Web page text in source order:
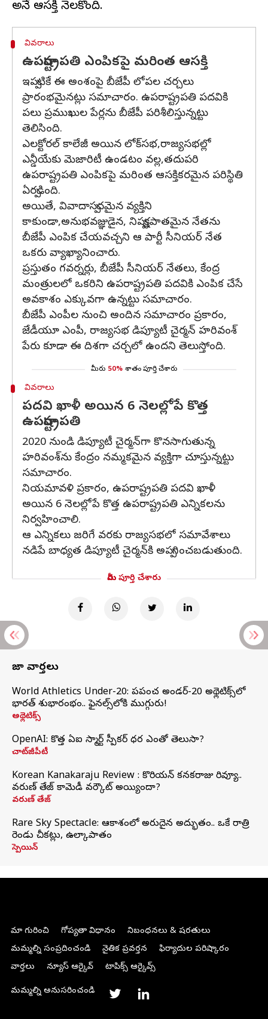
వివరాలు
ఉపరాష్ట్రపతి ఎంపికపై మరింత ఆసక్తి
ఇప్పటికే ఈ అంశంపై బీజేపీ లోపల చర్చలు
ప్రారంభమైనట్లు సమాచారం. ఉపరాష్ట్రపతి పదవికి
పలు ప్రముఖుల పేర్లను బీజేపీ పరిశీలిస్తున్నట్టు
తెలిసింది.
ఎలక్టోరల్ కాలేజీ అయిన లోక్‌సభ,రాజ్యసభల్లో
ఎన్డీయేకు మెజారిటీ ఉండటం వల్ల,తదుపరి
ఉపరాష్ట్రపతి ఎంపికపై మరింత ఆసక్తికరమైన పరిస్థితి
ఏర్పడింది.
అయితే, వివాదాస్పదమైన వ్యక్తిని
కాకుండా,అనుభవజ్ఞుడైన, నిష్పక్షపాతమైన నేతను
బీజేపీ ఎంపిక చేయవచ్చని ఆ పార్టీ సీనియర్ నేత
ఒకరు వ్యాఖ్యానించారు.
ప్రస్తుతం గవర్నర్లు, బీజేపీ సీనియర్ నేతలు, కేంద్ర
మంత్రులలో ఒకరిని ఉపరాష్ట్రపతి పదవికి ఎంపిక చేసే
అవకాశం ఎక్కువగా ఉన్నట్టు సమాచారం.
బీజేపీ ఎంపీల నుంచి అందిన సమాచారం ప్రకారం,
జేడీయూ ఎంపీ, రాజ్యసభ డిప్యూటీ చైర్మన్ హరివంశ్
పేరు కూడా ఈ దిశగా చర్చలో ఉందని తెలుస్తోంది.
మీరు 50% శాతం పూర్తి చేశారు
వివరాలు
పదవి ఖాళీ అయిన 6 నెలల్లోపే కొత్త
ఉపరాష్ట్రపతి
2020 నుండి డిప్యూటీ చైర్మన్‌గా కొనసాగుతున్న
హరివంశ్‌ను కేంద్రం నమ్మకమైన వ్యక్తిగా చూస్తున్నట్టు
సమాచారం.
నియమావళి ప్రకారం, ఉపరాష్ట్రపతి పదవి ఖాళీ
అయిన 6 నెలల్లోపే కొత్త ఉపరాష్ట్రపతి ఎన్నికలను
నిర్వహించాలి.
ఆ ఎన్నికలు జరిగే వరకు రాజ్యసభలో సమావేశాలు
నడిపే బాధ్యత డిప్యూటీ చైర్మన్‌కి అప్పగించబడుతుంది.
మీరు పూర్తి చేశారు
తాజా వార్తలు
World Athletics Under-20: ప్రపంచ అండర్-20 అథ్లెటిక్స్‌లో
భారత్‌ శుభారంభం.. ఫైనల్స్‌లోకి ముగ్గురు!
అథ్లెటిక్స్
OpenAI: కొత్త ఏఐ స్మార్ట్ స్పీకర్ ధర ఎంతో తెలుసా?
చాట్‌జీపీటీ
Korean Kanakaraju Review : కొరియన్ కనకరాజు రివ్యూ..
వరుణ్ తేజ్ కామెడీ వర్కౌట్ అయ్యిందా?
వరుణ్ తేజ్
Rare Sky Spectacle: ఆకాశంలో అరుదైన అద్భుతం.. ఒకే రాత్రి
రెండు చీకట్లు, ఉల్కాపాతం
స్పెయిన్
మా గురించి గోప్యతా విధానం
నిబంధనలు & షరతులు
మమ్మల్ని సంప్రదించండి
నైతిక ప్రవర్తన
ఫిర్యాదుల పరిష్కారం
వార్తలు
న్యూస్ ఆర్కైవ్ టాపిక్స్ ఆర్కైవ్స్
మమ్మల్ని అనుసరించండి